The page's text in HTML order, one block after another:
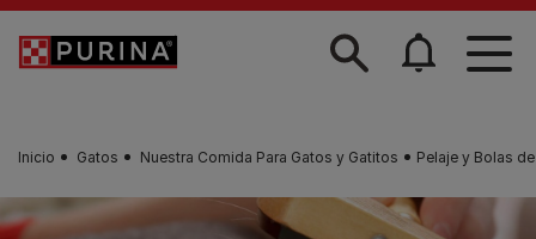
Skip to main content
Inicio Gatos Nuestra Comida Para Gatos y Gatitos Pelaje y Bolas